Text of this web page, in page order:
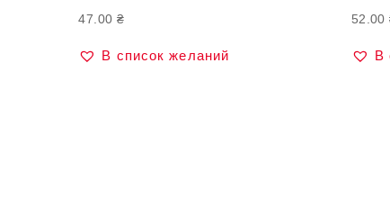
47.00 ₴
В список желаний
52.00
В